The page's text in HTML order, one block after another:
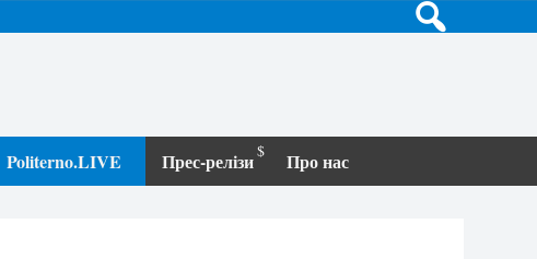
Politerno.LIVE Прес-релізи Про нас